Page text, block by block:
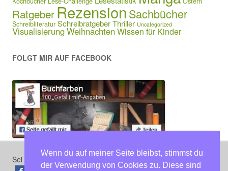
Ratgeber RezensionSachbücher
Schreibliteratur SchreibratgeberThriller Uncategorized
VisualisierungWeihnachtenWissen für Kinder
FOLGT MIR AUF FACEBOOK
Sei der erste, der diesen Beitrag teilt
Wenn du auf meiner Seite bleibst, stimmst du
der Verwendung von Cookies zu. Diese sind